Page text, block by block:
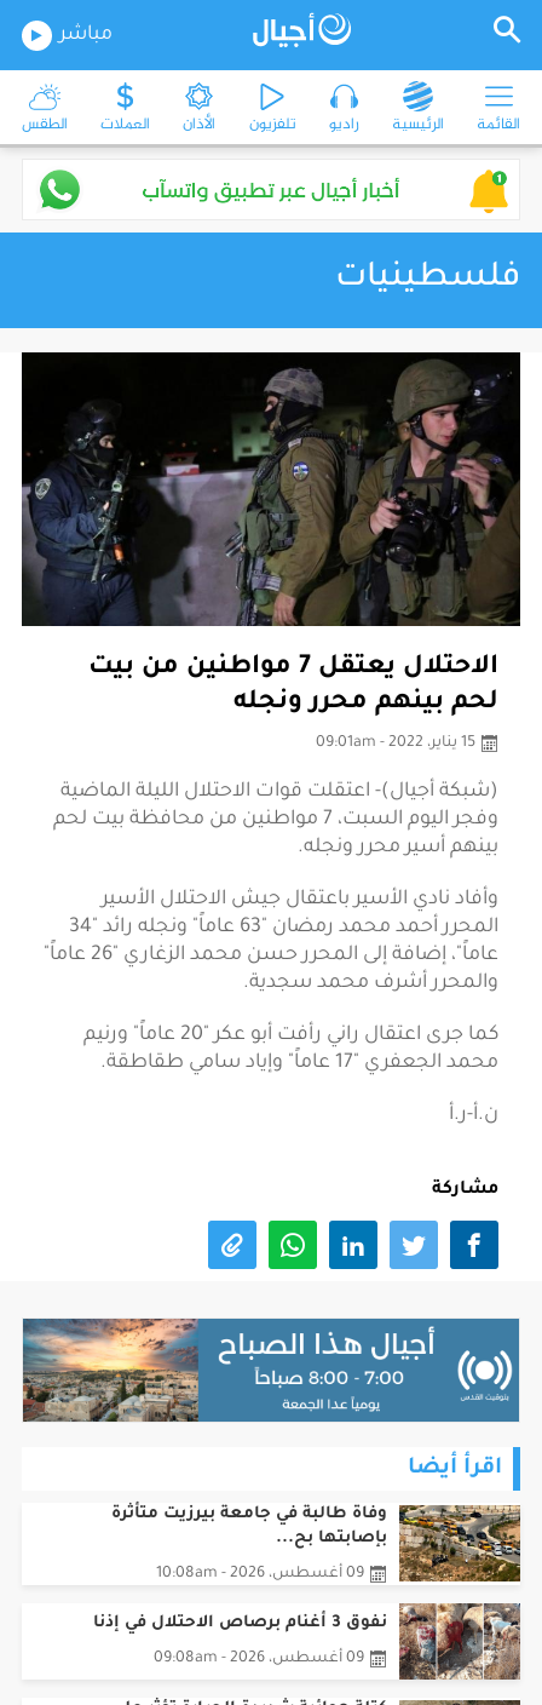
مباشر
القائمة الرئيسية راديو تلفزيون الأذان العملات الطقس
فلسطينيات
الاحتلال يعتقل 7 مواطنين من بيت
لحم بينهم محرر ونجله
15 يناير، 2022 - 09:01am
(شبكة أجيال)- اعتقلت قوات الاحتلال الليلة الماضية
وفجر اليوم السبت، 7 مواطنين من محافظة بيت لحم
بينهم أسير محرر ونجله.
وأفاد نادي الأسير باعتقال جيش الاحتلال الأسير
المحرر أحمد محمد رمضان "63 عاماً" ونجله رائد "34
عاماً"، إضافة إلى المحرر حسن محمد الزغاري "26 عاماً"
والمحرر أشرف محمد سجدية.
كما جرى اعتقال راني رأفت أبو عكر "20 عاماً" ورنيم
محمد الجعفري "17 عاماً" وإياد سامي طقاطقة.
ن.أ-ر.أ
مشاركة
اقرأ أيضا
وفاة طالبة في جامعة بيرزيت متأثرة
بإصابتها بح...
09 أغسطس، 2026 - 10:08am
نفوق 3 أغنام برصاص الاحتلال في إذنا
09 أغسطس، 2026 - 09:08am